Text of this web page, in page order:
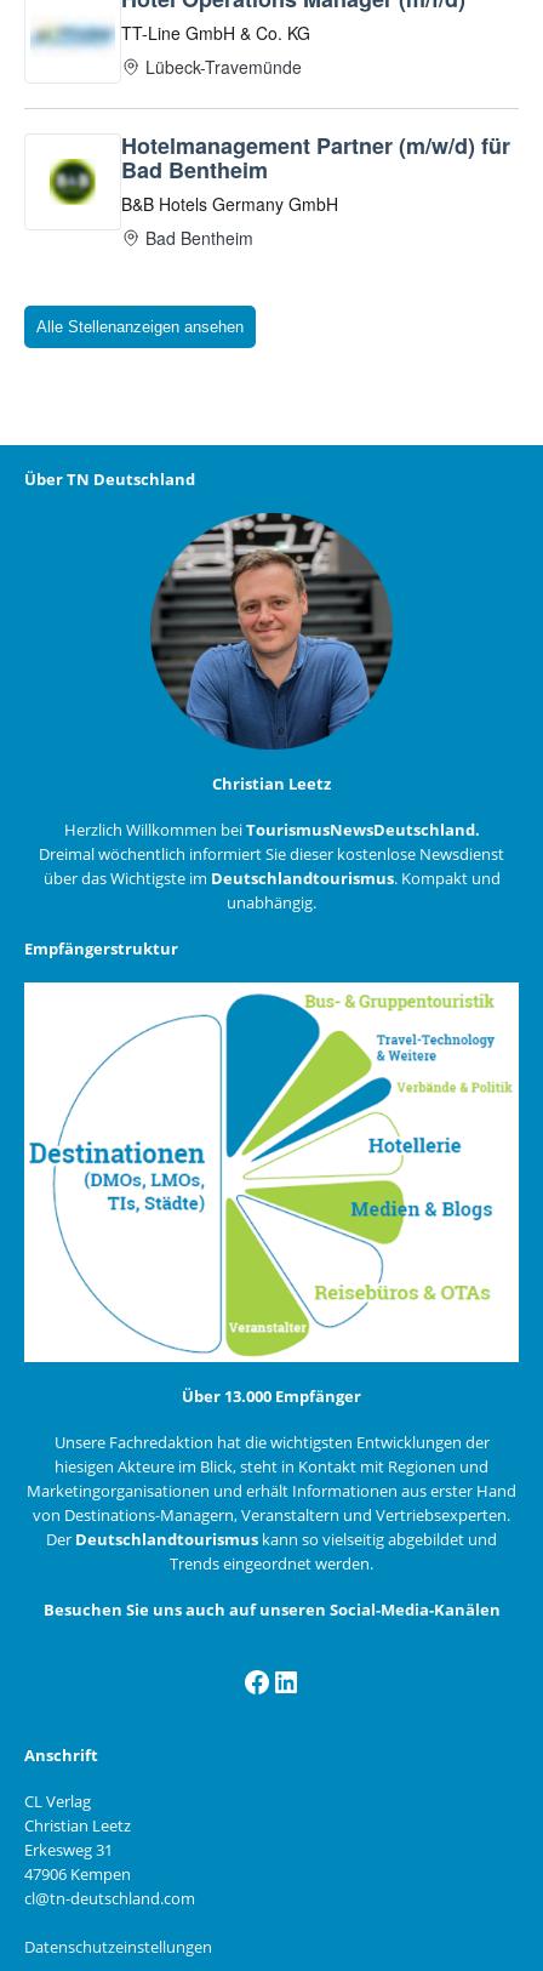
Alle Stellenanzeigen ansehen
Über TN Deutschland
Christian Leetz
Herzlich Willkommen beiTourismusNewsDeutschland.
Dreimal wöchentlich informiert Sie dieser kostenlose Newsdienst
über das Wichtigste im Deutschlandtourismus. Kompakt und
unabhängig.
Empfängerstruktur
Über 13.000 Empfänger
Unsere Fachredaktion hat die wichtigsten Entwicklungen der
hiesigen Akteure im Blick, steht in Kontakt mit Regionen und
Marketingorganisationen und erhält Informationen aus erster Hand
von Destinations-Managern, Veranstaltern und Vertriebsexperten.
Der Deutschlandtourismus kann so vielseitig abgebildet und
Trends eingeordnet werden.
Besuchen Sie uns auch auf unseren Social-Media-Kanälen
Facebook
LinkedIn
Anschrift
CL Verlag
Christian Leetz
Erkesweg 31
47906 Kempen
cl@tn-deutschland.com
Datenschutzeinstellungen